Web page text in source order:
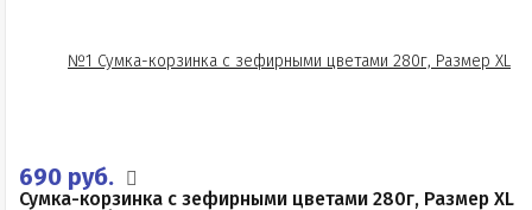
690 руб.
Сумка-корзинка с зефирными цветами 280г, Размер XL